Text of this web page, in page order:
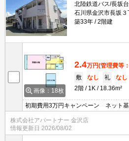
北陸鉄道バス/長坂
石川県金沢市長坂３
築33年
2階建
画像：18枚
2.4万円(管理費等
敷
なし 礼
なし
2階
1K 18.36m²
初期費用3万円キャンペーン ネット
株式会社アパートナー 金沢店
情報更新日 2026/08/02